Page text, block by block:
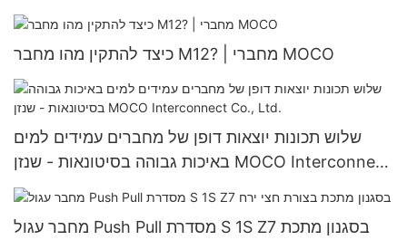
במפעל
כיצד להתקין מהו מחבר M12? | מחברי MOCO
שלוש תכונות יוצאות דופן של מחברים עמידים למים
באיכות גבוהה בסיטונאות - שנזן MOCO Interconnect
Co., Ltd.
מחבר עגול Push Pull מסדרת S 1S Z7 בסגנון מתכת